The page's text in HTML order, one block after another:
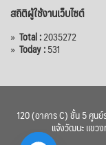
สถิติผู้ใช้งานเว็บไซต์
» Total :2035272
» Today :531
120 (อาคาร C) ชั้น 5 ศูน
แจ้งวัฒนะ แขว